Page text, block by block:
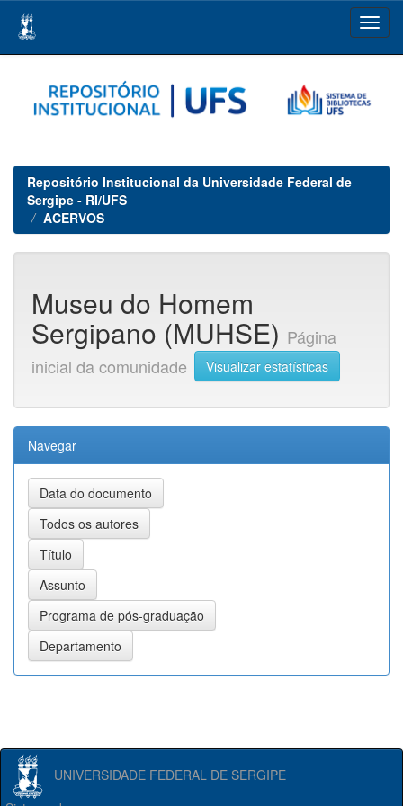
navigation
Repositório Institucional da Universidade Federal de
Sergipe - RI/UFS
ACERVOS
Museu do Homem
Sergipano (MUHSE) Página
inicial da comunidade
Visualizar estatísticas
Navegar
UNIVERSIDADE FEDERAL DE SERGIPE